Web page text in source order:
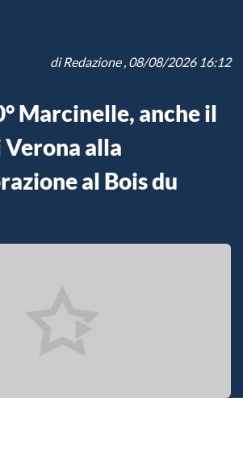
diRedazione, 08/08/2026 16:12
Marcinelle, anche il
Verona alla
al Bois du